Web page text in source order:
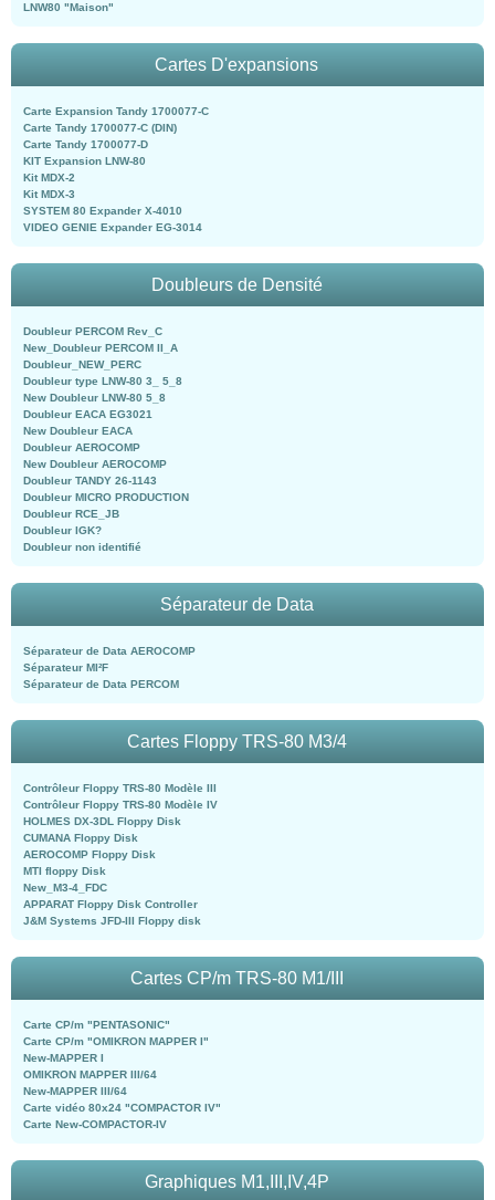
LNW80 "Maison"
Cartes D'expansions
Carte Expansion Tandy 1700077-C
Carte Tandy 1700077-C (DIN)
Carte Tandy 1700077-D
KIT Expansion LNW-80
Kit MDX-2
Kit MDX-3
SYSTEM 80 Expander X-4010
VIDEO GENIE Expander EG-3014
Doubleurs de Densité
Doubleur PERCOM Rev_C
New_Doubleur PERCOM II_A
Doubleur_NEW_PERC
Doubleur type LNW-80 3_ 5_8
New Doubleur LNW-80 5_8
Doubleur EACA EG3021
New Doubleur EACA
Doubleur AEROCOMP
New Doubleur AEROCOMP
Doubleur TANDY 26-1143
Doubleur MICRO PRODUCTION
Doubleur RCE_JB
Doubleur IGK?
Doubleur non identifié
Séparateur de Data
Séparateur de Data AEROCOMP
Séparateur MI²F
Séparateur de Data PERCOM
Cartes Floppy TRS-80 M3/4
Contrôleur Floppy TRS-80 Modèle III
Contrôleur Floppy TRS-80 Modèle IV
HOLMES DX-3DL Floppy Disk
CUMANA Floppy Disk
AEROCOMP Floppy Disk
MTI floppy Disk
New_M3-4_FDC
APPARAT Floppy Disk Controller
J&M Systems JFD-III Floppy disk
Cartes CP/m TRS-80 M1/III
Carte CP/m "PENTASONIC"
Carte CP/m "OMIKRON MAPPER I"
New-MAPPER I
OMIKRON MAPPER III/64
New-MAPPER III/64
Carte vidéo 80x24 "COMPACTOR IV"
Carte New-COMPACTOR-IV
Graphiques M1,III,IV,4P